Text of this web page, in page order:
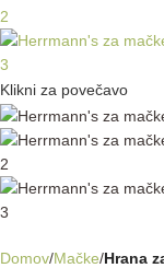
Klikni za povečavo
Domov Mačke Hrana